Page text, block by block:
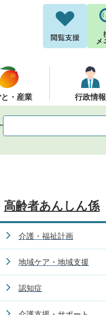
と・産業 行政情報
高齢者あんしん係
介護・福祉計画
地域ケア・地域支援
認知症